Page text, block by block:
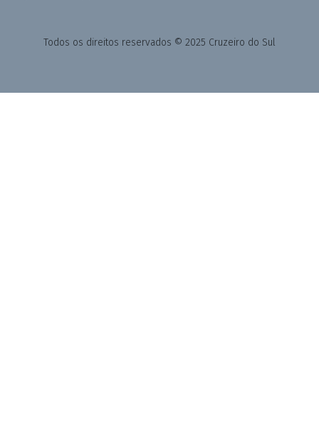
Todos os direitos reservados © 2025 Cruzeiro do Sul